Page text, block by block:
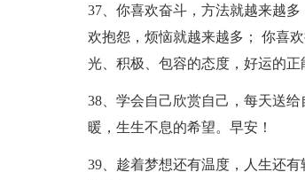
37、你喜欢奋斗，方法就越来越
欢抱怨，烦恼就越来越多； 你喜
光、积极、包容的态度，好运的正
38、学会自己欣赏自己，每天送
暖，生生不息的希望。早安！
39、趁着梦想还有温度，人生还